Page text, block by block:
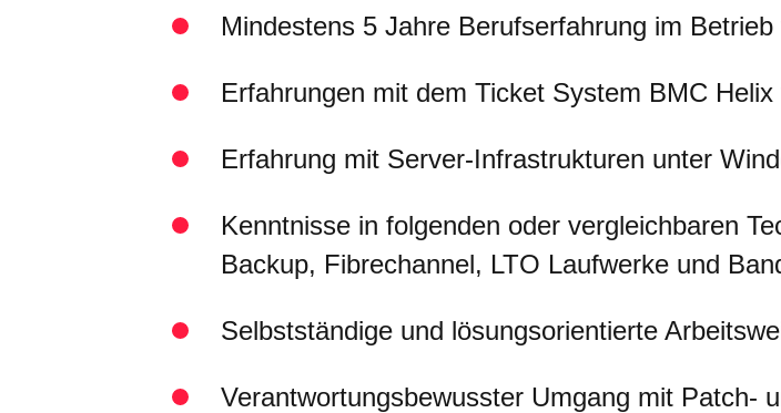
Mindestens 5 Jahre Berufserfahrung im
Erfahrungen mit dem Ticket System BMC Helix
Erfahrung mit Server-Infrastrukturen unter
Kenntnisse in folgenden oder vergleichbaren
Backup, Fibrechannel, LTO Laufwerke und
Selbstständige und lösungsorientierte
Verantwortungsbewusster Umgang mit Patch-